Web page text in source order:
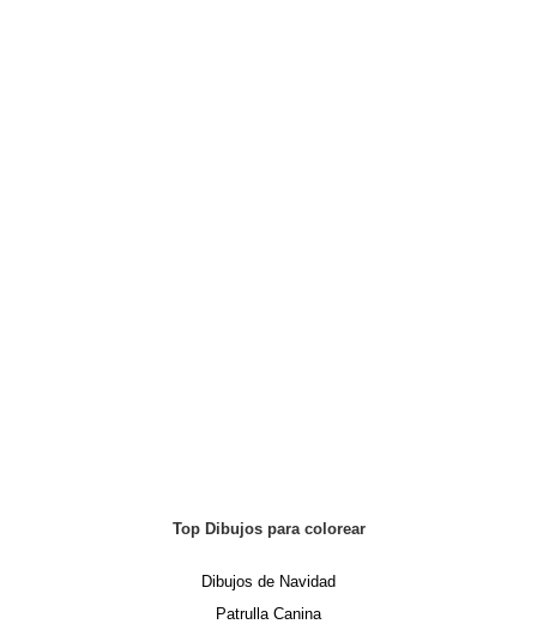
Top Dibujos para colorear
Dibujos de Navidad
Patrulla Canina